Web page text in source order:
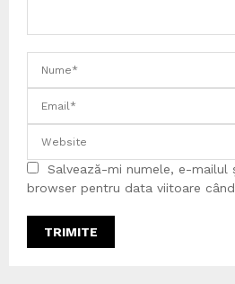
Salvează-mi numele, e-
browser pentru data viitoare